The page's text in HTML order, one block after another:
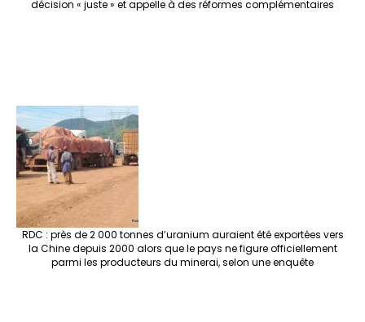
décision « juste » et appelle à des réformes complémentaires
RDC : près de 2 000 tonnes d’uranium auraient été exportées vers
la Chine depuis 2000 alors que le pays ne figure officiellement
parmi les producteurs du minerai, selon une enquête